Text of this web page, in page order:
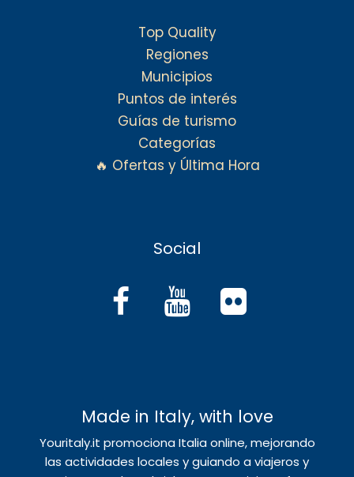
Top Quality
Regiones
Municipios
Puntos de interés
Guías de turismo
Categorías
🔥 Ofertas y Última Hora
Social
Made in Italy, with love
Youritaly.it promociona Italia online, mejorando
las actividades locales y guiando a viajeros y